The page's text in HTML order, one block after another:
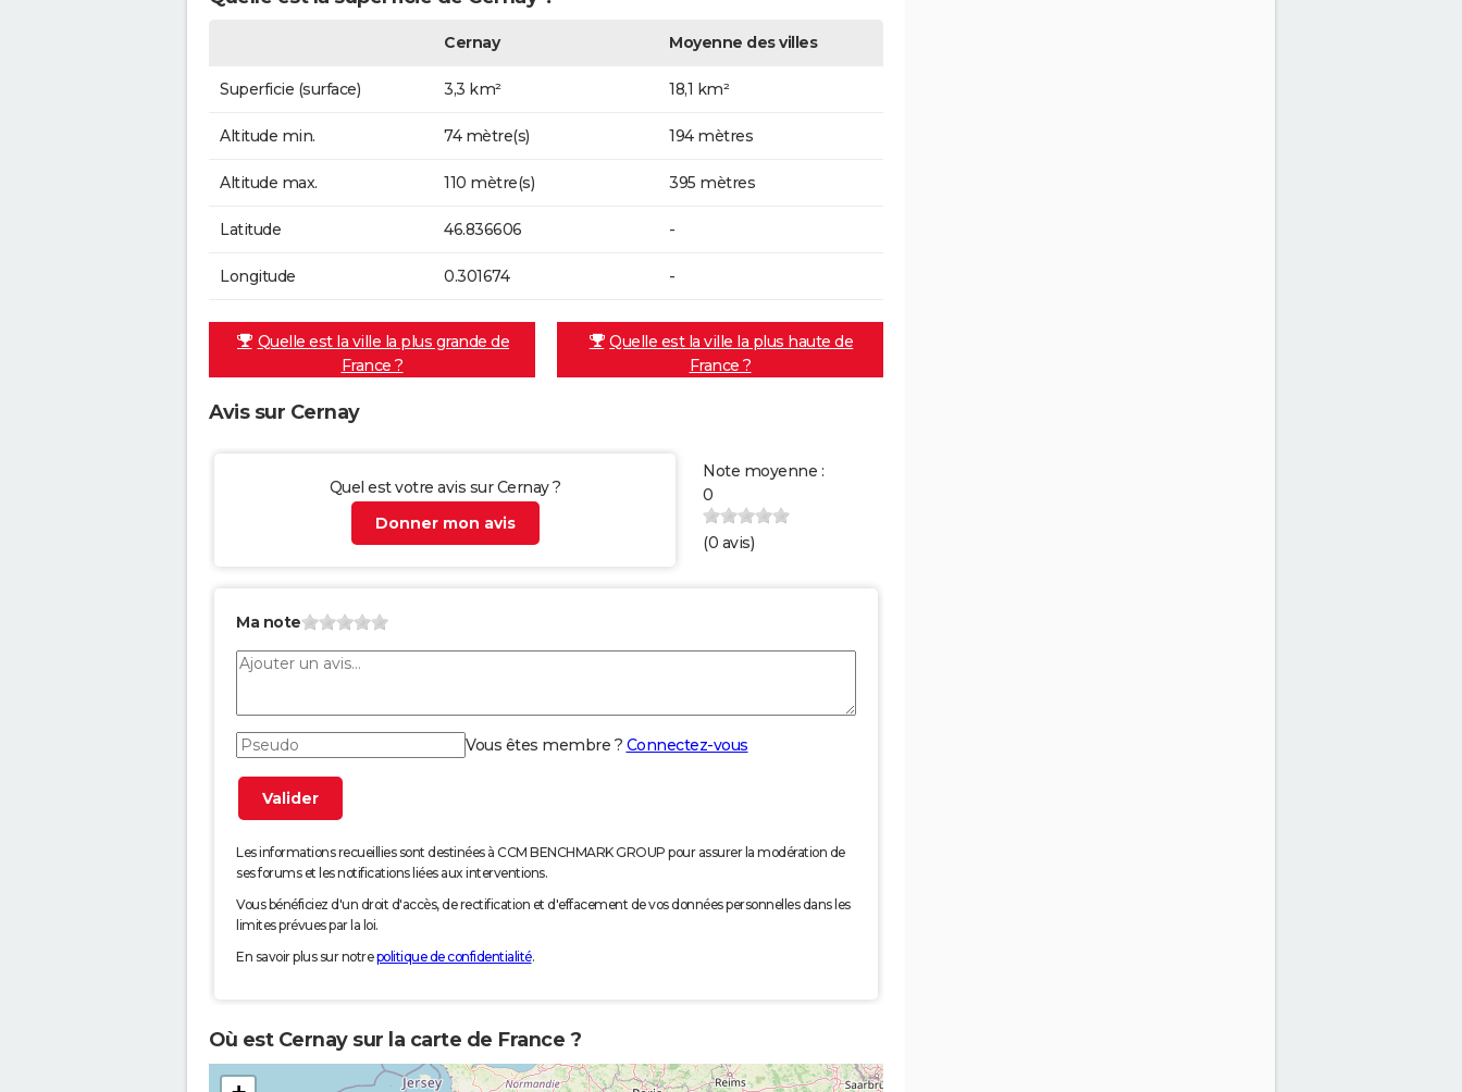
Cernay Moyenne des villes
Superficie (surface) 3,3 km² 18,1 km²
Altitude min. 74 mètre(s) 194 mètres
Altitude max. 110 mètre(s) 395 mètres
Latitude 46.836606 -
Longitude 0.301674 -
Quelle est la ville la plus grande de
France ?
Quelle est la ville la plus haute de
France ?
Avis sur Cernay
Quel est votre avis sur Cernay ?
Donner mon avis
Note moyenne :
0
(0 avis)
Ma note
Vous êtes membre ? Connectez-vous
Les informations recueillies sont destinées à CCM BENCHMARK GROUP pour assurer la modération de
ses forums et les notifications liées aux interventions.
Vous bénéficiez d'un droit d'accès, de rectification et d'effacement de vos données personnelles dans les
limites prévues par la loi.
En savoir plus sur notrepolitique de confidentialité.
Où est Cernay sur la carte de France ?